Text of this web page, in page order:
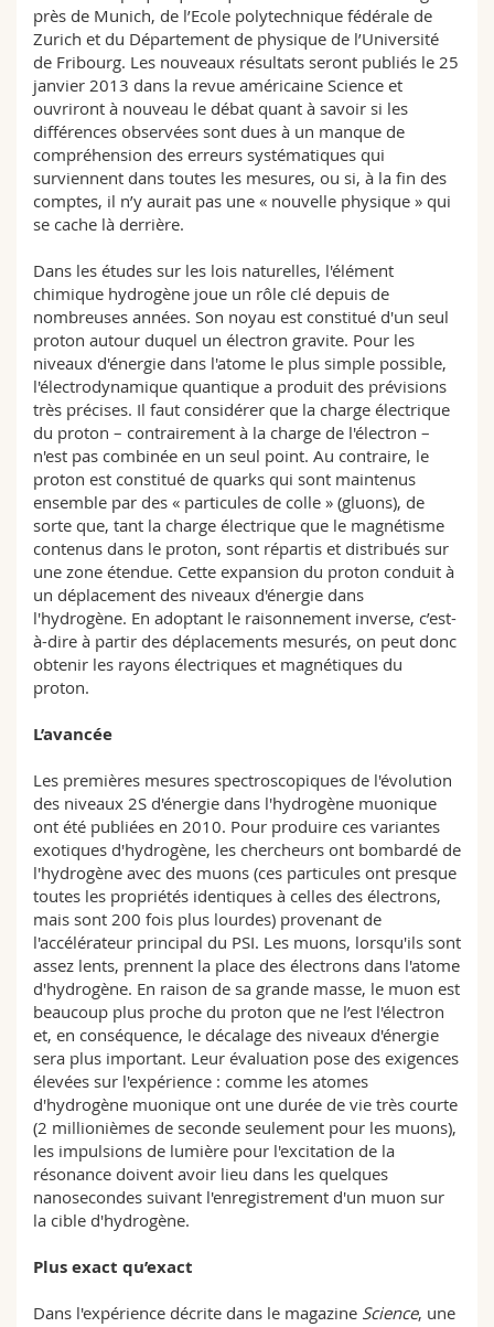
près de Munich, de l’Ecole polytechnique fédérale de
Zurich et du Département de physique de l’Université
de Fribourg. Les nouveaux résultats seront publiés le 25
janvier 2013 dans la revue américaine Science et
ouvriront à nouveau le débat quant à savoir si les
différences observées sont dues à un manque de
compréhension des erreurs systématiques qui
surviennent dans toutes les mesures, ou si, à la fin des
comptes, il n’y aurait pas une « nouvelle physique » qui
se cache là derrière.
Dans les études sur les lois naturelles, l'élément
chimique hydrogène joue un rôle clé depuis de
nombreuses années. Son noyau est constitué d'un seul
proton autour duquel un électron gravite. Pour les
niveaux d'énergie dans l'atome le plus simple possible,
l'électrodynamique quantique a produit des prévisions
très précises. Il faut considérer que la charge électrique
du proton – contrairement à la charge de l'électron –
n'est pas combinée en un seul point. Au contraire, le
proton est constitué de quarks qui sont maintenus
ensemble par des « particules de colle » (gluons), de
sorte que, tant la charge électrique que le magnétisme
contenus dans le proton, sont répartis et distribués sur
une zone étendue. Cette expansion du proton conduit à
un déplacement des niveaux d'énergie dans
l'hydrogène. En adoptant le raisonnement inverse, c’est-
à-dire à partir des déplacements mesurés, on peut donc
obtenir les rayons électriques et magnétiques du
proton.
L’avancée
Les premières mesures spectroscopiques de l'évolution
des niveaux 2S d'énergie dans l'hydrogène muonique
ont été publiées en 2010. Pour produire ces variantes
exotiques d'hydrogène, les chercheurs ont bombardé de
l'hydrogène avec des muons (ces particules ont presque
toutes les propriétés identiques à celles des électrons,
mais sont 200 fois plus lourdes) provenant de
l'accélérateur principal du PSI. Les muons, lorsqu'ils sont
assez lents, prennent la place des électrons dans l'atome
d'hydrogène. En raison de sa grande masse, le muon est
beaucoup plus proche du proton que ne l’est l'électron
et, en conséquence, le décalage des niveaux d'énergie
sera plus important. Leur évaluation pose des exigences
élevées sur l'expérience : comme les atomes
d'hydrogène muonique ont une durée de vie très courte
(2 millionièmes de seconde seulement pour les muons),
les impulsions de lumière pour l'excitation de la
résonance doivent avoir lieu dans les quelques
nanosecondes suivant l'enregistrement d'un muon sur
la cible d'hydrogène.
Plus exact qu’exact
Dans l'expérience décrite dans le magazine Science, une